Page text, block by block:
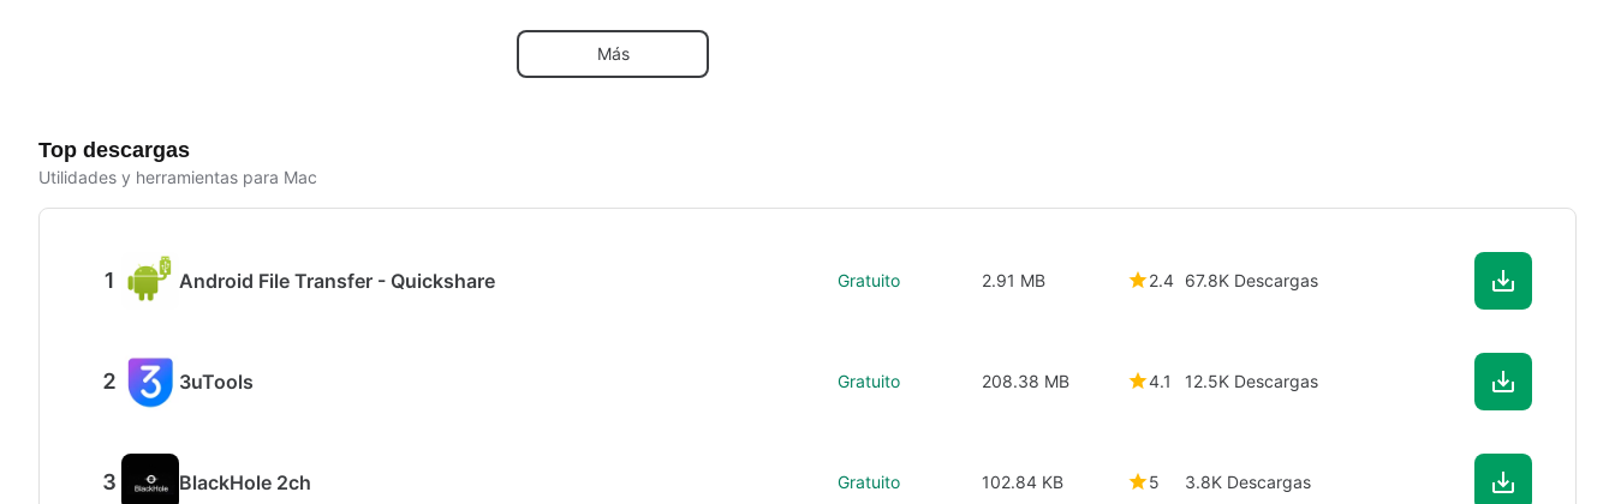
Patcher
Más
Top descargas
Utilidades y herramientas para Mac
Android File Transfer - Quickshare Gratuito 2.91 MB 2.4 67.8K Descargas
3uTools Gratuito 208.38 MB 4.1 12.5K Descargas
BlackHole 2ch Gratuito 102.84 KB 5 3.8K Descargas